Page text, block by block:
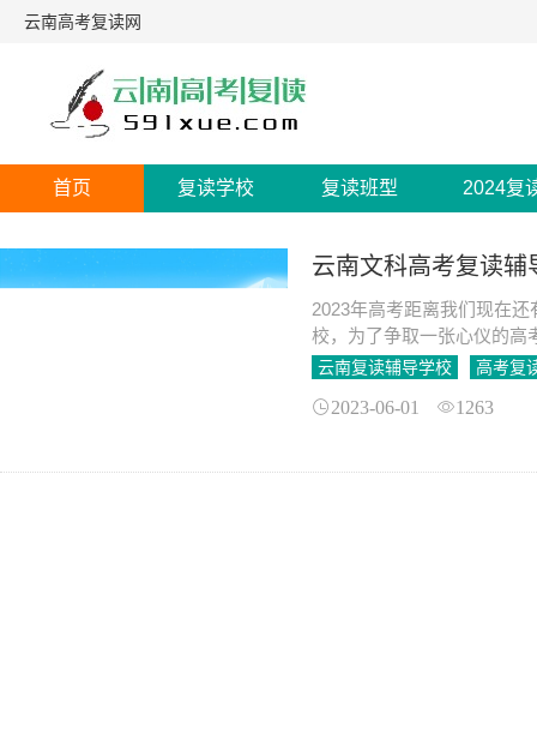
云南高考复读网
首页 复读学校 复读班型 2024复
云南文科高考复读辅
2023年高考距离我们现在
校，为了争取一张心仪的高
校中，云南文科高考复读辅
云南复读辅导学校 高考复
2023-06-01 1263